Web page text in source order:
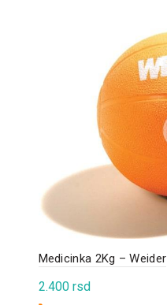
Medicinka 2Kg – Weider
2.400 rsd